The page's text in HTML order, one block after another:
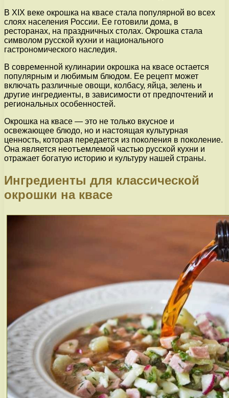
В XIX веке окрошка на квасе стала популярной во всех
слоях населения России. Ее готовили дома, в
ресторанах, на праздничных столах. Окрошка стала
символом русской кухни и национального
гастрономического наследия.
В современной кулинарии окрошка на квасе остается
популярным и любимым блюдом. Ее рецепт может
включать различные овощи, колбасу, яйца, зелень и
другие ингредиенты, в зависимости от предпочтений и
региональных особенностей.
Окрошка на квасе — это не только вкусное и
освежающее блюдо, но и настоящая культурная
ценность, которая передается из поколения в поколение.
Она является неотъемлемой частью русской кухни и
отражает богатую историю и культуру нашей страны.
Ингредиенты для классической
окрошки на квасе